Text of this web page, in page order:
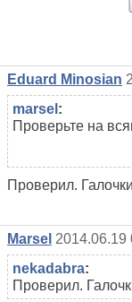
Eduard Minosian
marsel :
Проверьте на
Проверил.
Marsel 2014.06.19
nekadabra:
Проверил.